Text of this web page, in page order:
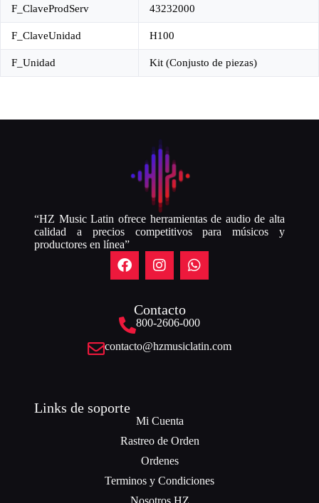
F_ClaveProdServ 43232000
F_ClaveUnidad H100
F_Unidad Kit (Conjusto de piezas)
“HZ Music Latin ofrece herramientas de audio de alta
calidad a precios competitivos para músicos y
productores en línea”
Contacto
800-2606-000
contacto@hzmusiclatin.com
Links de soporte
Mi Cuenta
Rastreo de Orden
Ordenes
Terminos y Condiciones
Nosotros HZ